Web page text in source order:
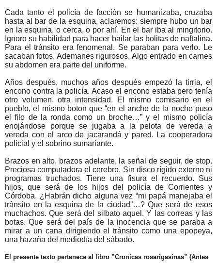
Cada tanto el policía de facción se humanizaba, cruzaba
hasta al bar de la esquina, aclaremos: siempre hubo un bar
en la esquina, o cerca, o por ahí. En el bar iba al mingitorio.
Ignoro su habilidad para hacer bailar las bolitas de naftalina.
Para el tránsito era fenomenal. Se paraban para verlo. Le
sacaban fotos. Ademanes rigurosos. Algo entrado en carnes
su abdomen era parte del uniforme.
Años después, muchos años después empezó la tirria, el
encono contra la policía. Acaso el encono estaba pero tenía
otro volumen, otra intensidad. El mismo comisario en el
pueblo, el mismo boton que “en el ancho de la noche puso
el filo de la ronda como un broche…” y el mismo policía
enojándose porque se jugaba a la pelota de vereda a
vereda con el arco de jacarandá y pared. La cooperadora
policial y el sobrino sumariante.
Brazos en alto, brazos adelante, la señal de seguir, de stop.
Preciosa computadora el cerebro. Sin disco rígido externo ni
programas truchados. Tiene una fisura el recuerdo. Sus
hijos, que será de los hijos del policía de Corrientes y
Córdoba. ¿Habrán dicho alguna vez “mi papá manejaba el
tránsito en la esquina de la ciudad”…? Que será de esos
muchachos. Que será del silbato aquel. Y las correas y las
botas. Que será del país de la inocencia que se paraba a
mirar a un cana dirigiendo el tránsito como una epopeya,
una hazaña del mediodía del sábado.
El presente texto pertenece al libro ”Cronicas rosarigasinas” (Antes